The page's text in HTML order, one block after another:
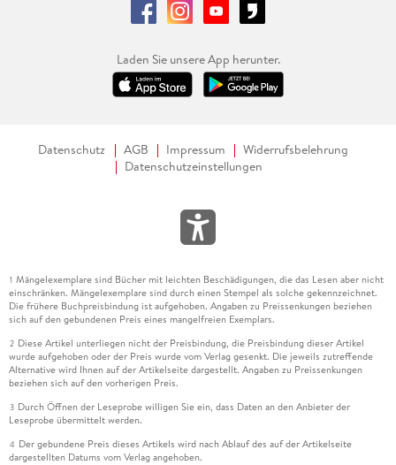
Laden Sie unsere App herunter.
Datenschutz AGB Impressum
Widerrufsbelehrung
Datenschutzeinstellungen
1 Mängelexemplare sind Bücher mit leichten Beschädigungen, die das Lesen aber nicht
einschränken. Mängelexemplare sind durch einen Stempel als solche gekennzeichnet.
Die frühere Buchpreisbindung ist aufgehoben. Angaben zu Preissenkungen beziehen
sich auf den gebundenen Preis eines mangelfreien Exemplars.
2 Diese Artikel unterliegen nicht der Preisbindung, die Preisbindung dieser Artikel
wurde aufgehoben oder der Preis wurde vom Verlag gesenkt. Die jeweils zutreffende
Alternative wird Ihnen auf der Artikelseite dargestellt. Angaben zu Preissenkungen
beziehen sich auf den vorherigen Preis.
3 Durch Öffnen der Leseprobe willigen Sie ein, dass Daten an den Anbieter der
Leseprobe übermittelt werden.
4 Der gebundene Preis dieses Artikels wird nach Ablauf des auf der Artikelseite
dargestellten Datums vom Verlag angehoben.